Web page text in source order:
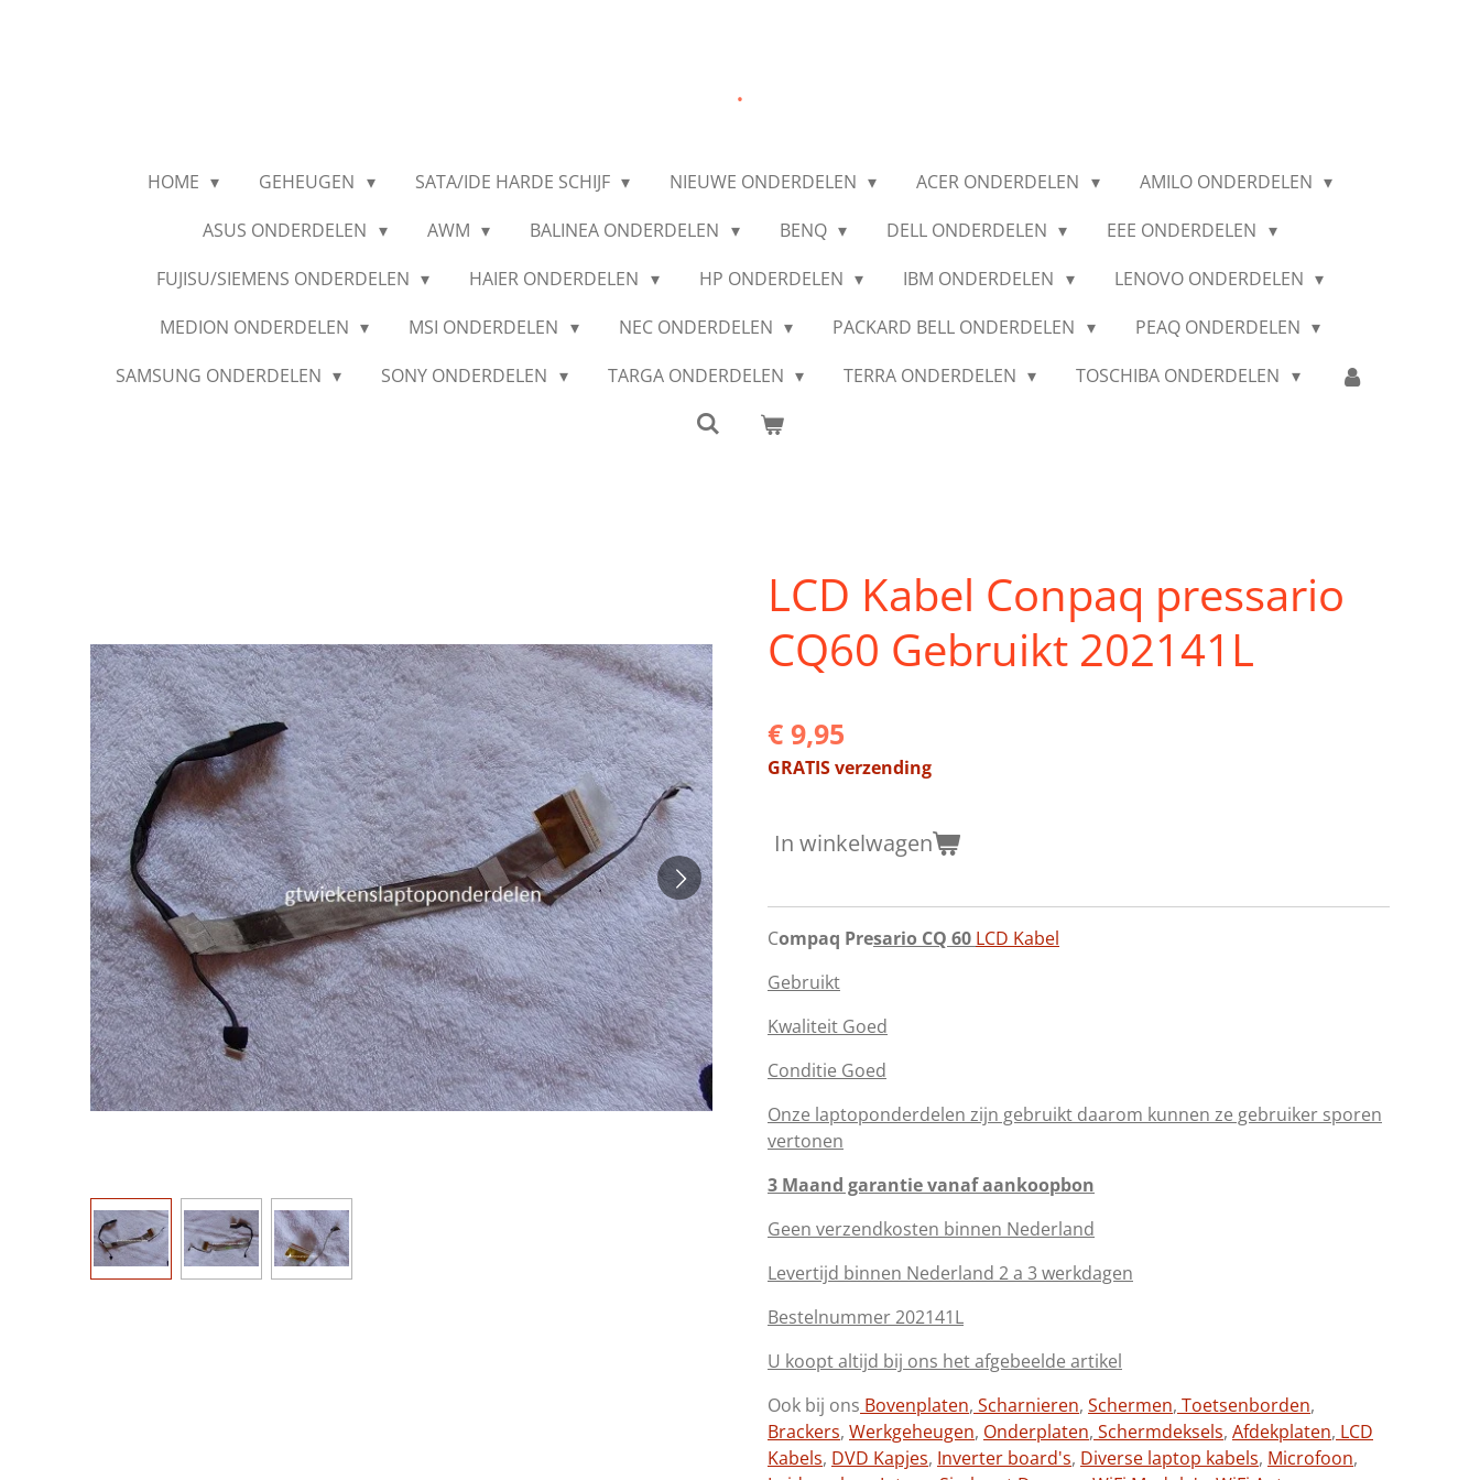
.
HOME GEHEUGEN SATA/IDE HARDE SCHIJF NIEUWE ONDERDELEN ACER ONDERDELEN
AMILO ONDERDELEN
ASUS ONDERDELEN
AWM BALINEA ONDERDELEN BENQ DELL ONDERDELEN
EEE ONDERDELEN
FUJISU/SIEMENS ONDERDELEN
HAIER ONDERDELEN HP ONDERDELEN IBM ONDERDELEN
LENOVO ONDERDELEN
MEDION ONDERDELEN
MSI ONDERDELEN NEC ONDERDELEN PACKARD BELL ONDERDELEN
PEAQ ONDERDELEN
SAMSUNG ONDERDELEN
SONY ONDERDELEN TARGA ONDERDELEN TERRA ONDERDELEN TOSCHIBA ONDERDELEN
LCD Kabel Conpaq pressario
CQ60 Gebruikt 202141L
€ 9,95
GRATIS verzending
In winkelwagen
Compaq Presario CQ 60 LCD Kabel
Gebruikt
Kwaliteit Goed
Conditie Goed
Onze laptoponderdelen zijn gebruikt daarom kunnen ze gebruiker sporen
vertonen
3 Maand garantie vanaf aankoopbon
Geen verzendkosten binnen Nederland
Levertijd binnen Nederland 2 a 3 werkdagen
Bestelnummer 202141L
U koopt altijd bij ons het afgebeelde artikel
Ook bij ons Bovenplaten, Scharnieren, Schermen, Toetsenborden,
Brackers, Werkgeheugen, Onderplaten, Schermdeksels, Afdekplaten, LCD
Kabels, DVD Kapjes, Inverter board's, Diverse laptop kabels, Microfoon,